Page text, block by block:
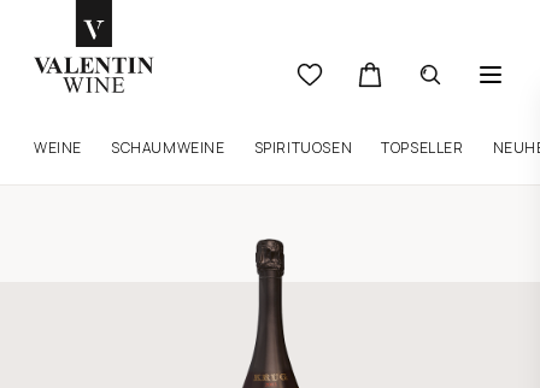
WEINE SCHAUMWEINE SPIRITUOSEN TOPSELLER